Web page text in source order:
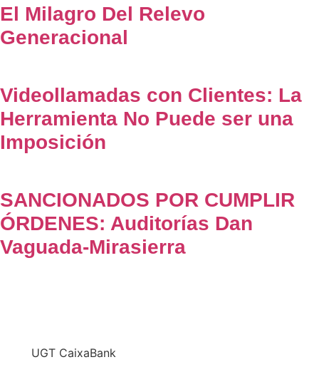
El Milagro Del Relevo
Generacional
Videollamadas con Clientes: La
Herramienta No Puede ser una
Imposición
SANCIONADOS POR CUMPLIR
ÓRDENES: Auditorías Dan
Vaguada-Mirasierra
UGT CaixaBank